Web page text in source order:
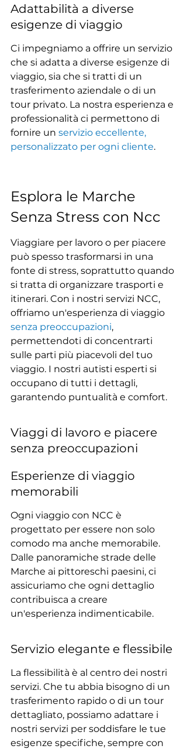
Adattabilità a diverse
esigenze di viaggio
Ci impegniamo a offrire un servizio
che si adatta a diverse esigenze di
viaggio, sia che si tratti di un
trasferimento aziendale o di un
tour privato. La nostra esperienza e
professionalità ci permettono di
fornire un servizio eccellente,
personalizzato per ogni cliente.
Esplora le Marche
Senza Stress con Ncc
Viaggiare per lavoro o per piacere
può spesso trasformarsi in una
fonte di stress, soprattutto quando
si tratta di organizzare trasporti e
itinerari. Con i nostri servizi NCC,
offriamo un'esperienza di viaggio
senza preoccupazioni,
permettendoti di concentrarti
sulle parti più piacevoli del tuo
viaggio. I nostri autisti esperti si
occupano di tutti i dettagli,
garantendo puntualità e comfort.
Viaggi di lavoro e piacere
senza preoccupazioni
Esperienze di viaggio
memorabili
Ogni viaggio con NCC è
progettato per essere non solo
comodo ma anche memorabile.
Dalle panoramiche strade delle
Marche ai pittoreschi paesini, ci
assicuriamo che ogni dettaglio
contribuisca a creare
un'esperienza indimenticabile.
Servizio elegante e flessibile
La flessibilità è al centro dei nostri
servizi. Che tu abbia bisogno di un
trasferimento rapido o di un tour
dettagliato, possiamo adattare i
nostri servizi per soddisfare le tue
esigenze specifiche, sempre con